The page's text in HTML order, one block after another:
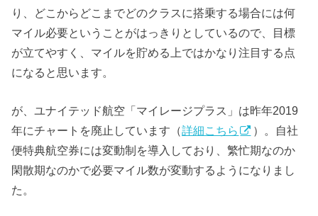
り、どこからどこまでどのクラスに搭乗する場合には何
マイル必要ということがはっきりとしているので、目標
が立てやすく、マイルを貯める上ではかなり注目する点
になると思います。
が、ユナイテッド航空「マイレージプラス」は昨年2019
年にチャートを廃止しています（詳細こちら
）。自社
便特典航空券には変動制を導入しており、繁忙期なのか
閑散期なのかで必要マイル数が変動するようになりまし
た。